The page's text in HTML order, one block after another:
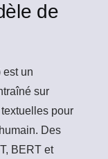
de
est un
sur
pour
Des
BERT et